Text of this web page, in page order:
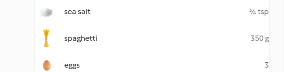
sea salt ¾ tsp
spaghetti 350 g
eggs 3